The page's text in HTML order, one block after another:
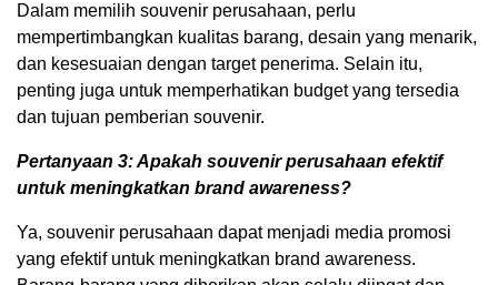
Dalam memilih souvenir perusahaan, perlu
mempertimbangkan kualitas barang, desain yang menarik,
dan kesesuaian dengan target penerima. Selain itu,
penting juga untuk memperhatikan budget yang tersedia
dan tujuan pemberian souvenir.
Pertanyaan 3: Apakah souvenir perusahaan efektif
untuk meningkatkan brand awareness?
Ya, souvenir perusahaan dapat menjadi media promosi
yang efektif untuk meningkatkan brand awareness.